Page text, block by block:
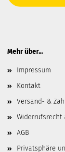
Mehr über...
Impressum
Kontakt
Versand- &
Widerrufsrecht
AGB
Privatsphäre